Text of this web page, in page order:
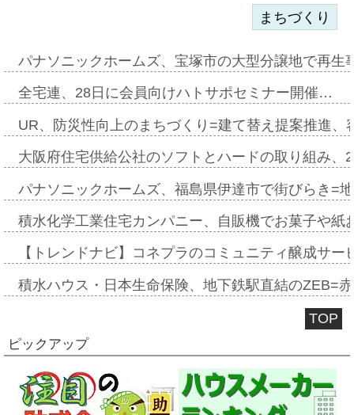
まちづくり
パナソニックホームズ、宝塚市の大型分譲地で再
全宅連、28日に会員向けハトサポセミナー開催…
UR、防災性向上のまちづくり=建て替え提案推進
大阪府住宅供給公社のソフトとハードの取り組み
パナソニックホームズ、福島県伊達市で街びらき=
積水化学工業住宅カンパニー、自販機でお菓子や
【トレンドナビ】コネプラのコミュニティ醸成サ
積水ハウス・日本生命保険、地下鉄駅直結のZEB=
TOP
ピックアップ